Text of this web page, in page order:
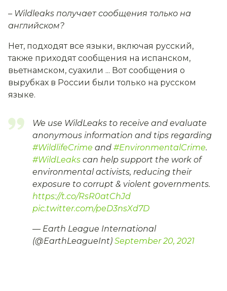
– Wildleaks получает сообщения только на
английском?
Нет, подходят все языки, включая русский,
также приходят сообщения на испанском,
вьетнамском, суахили ... Вот сообщения о
вырубках в России были только на русском
языке.
We use WildLeaks to receive and evaluate
anonymous information and tips regarding
#WildlifeCrime and #EnvironmentalCrime.
#WildLeaks can help support the work of
environmental activists, reducing their
exposure to corrupt & violent governments.
https://t.co/RsR0atChJd
pic.twitter.com/peD3nsXd7D
— Earth League International
(@EarthLeagueInt) September 20, 2021